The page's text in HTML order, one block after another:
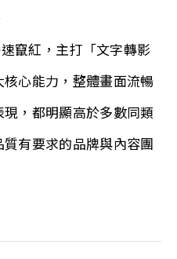
竄紅，主打「文字轉影
心能力，整體畫面流暢
，都明顯高於多數同類
有要求的品牌與內容團